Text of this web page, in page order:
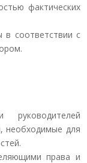
фактических
в соответствии с
необходимые для
права и